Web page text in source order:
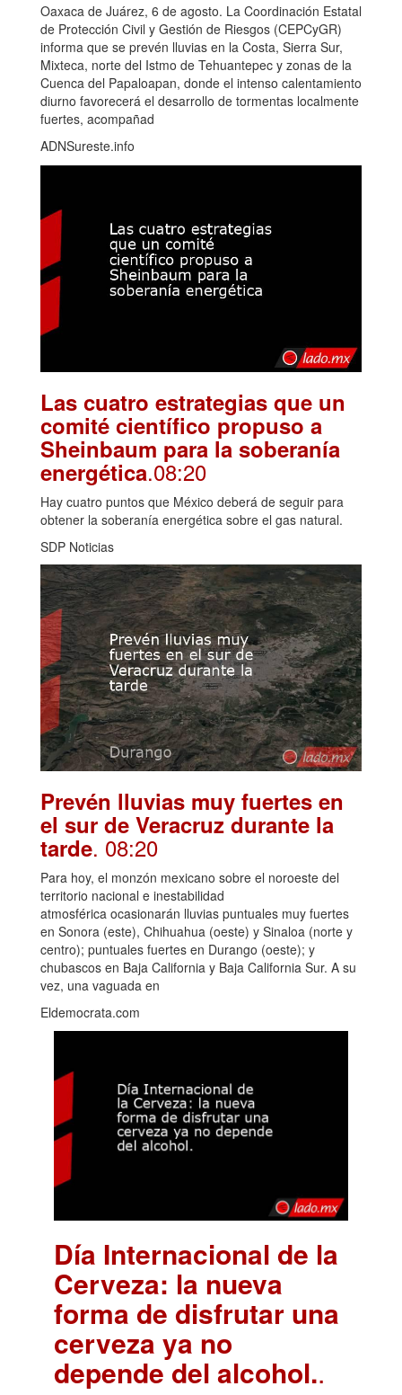
Oaxaca de Juárez, 6 de agosto. La Coordinación Estatal
de Protección Civil y Gestión de Riesgos (CEPCyGR)
informa que se prevén lluvias en la Costa, Sierra Sur,
Mixteca, norte del Istmo de Tehuantepec y zonas de la
Cuenca del Papaloapan, donde el intenso calentamiento
diurno favorecerá el desarrollo de tormentas localmente
fuertes, acompañad
ADNSureste.info
Las cuatro estrategias que un
comité científico propuso a
Sheinbaum para la soberanía
energética.08:20
Hay cuatro puntos que México deberá de seguir para
obtener la soberanía energética sobre el gas natural.
SDP Noticias
Prevén lluvias muy fuertes en
el sur de Veracruz durante la
tarde. 08:20
Para hoy, el monzón mexicano sobre el noroeste del
territorio nacional e inestabilidad
atmosférica ocasionarán lluvias puntuales muy fuertes
en Sonora (este), Chihuahua (oeste) y Sinaloa (norte y
centro); puntuales fuertes en Durango (oeste); y
chubascos en Baja California y Baja California Sur. A su
vez, una vaguada en
Eldemocrata.com
Día Internacional de la
Cerveza: la nueva
forma de disfrutar una
cerveza ya no
depende del alcohol..